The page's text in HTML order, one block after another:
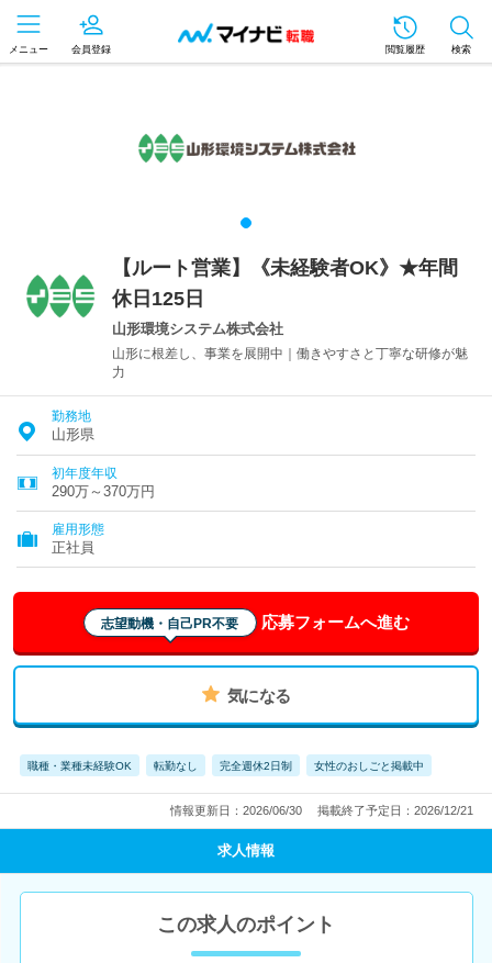
メニュー 会員登録 閲覧履歴 検索
【ルート営業】《未経験者OK》★年間
休日125日
山形環境システム株式会社
山形に根差し、事業を展開中｜働きやすさと丁寧な研修が魅
力
勤務地
山形県
初年度年収
290万～370万円
雇用形態
正社員
志望動機・自己PR不要 応募フォームへ進む
気になる
職種・業種未経験OK 転勤なし 完全週休2日制 女性のおしごと掲載中
情報更新日：2026/06/30 掲載終了予定日：2026/12/21
求人情報
この求人のポイント